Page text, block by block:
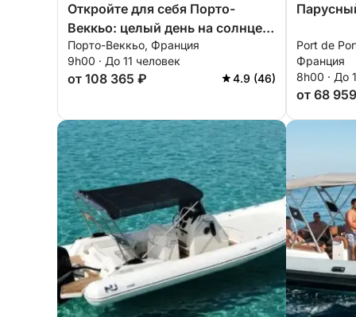
Откройте для себя Порто-
Веккьо: целый день на солнце
на моторной лодке.
Порто-Веккьо, Франция
9h00 · До 11 человек
от 108 365 ₽ 4.9 (46)
Port de
Франция
8h00 · До
от 68